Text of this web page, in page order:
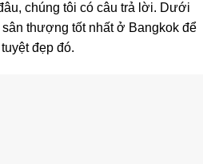
chúng tôi có câu trả lời. Dưới
thượng tốt nhất ở Bangkok để
đẹp đó.